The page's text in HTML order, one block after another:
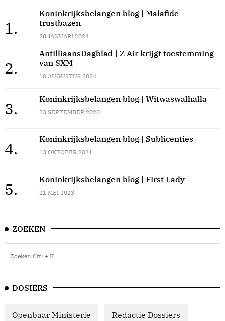
1.
Koninkrijksbelangen blog | Malafide
trustbazen
28 JANUARI 2024
2.
AntilliaansDagblad | Z Air krijgt toestemming
van SXM
10 AUGUSTUS 2024
3.
Koninkrijksbelangen blog | Witwaswalhalla
23 SEPTEMBER 2020
4.
Koninkrijksbelangen blog | Sublicenties
13 OKTOBER 2021
5.
Koninkrijksbelangen blog | First Lady
21 MEI 2023
ZOEKEN
DOSIERS
Openbaar Ministerie Redactie Dossiers